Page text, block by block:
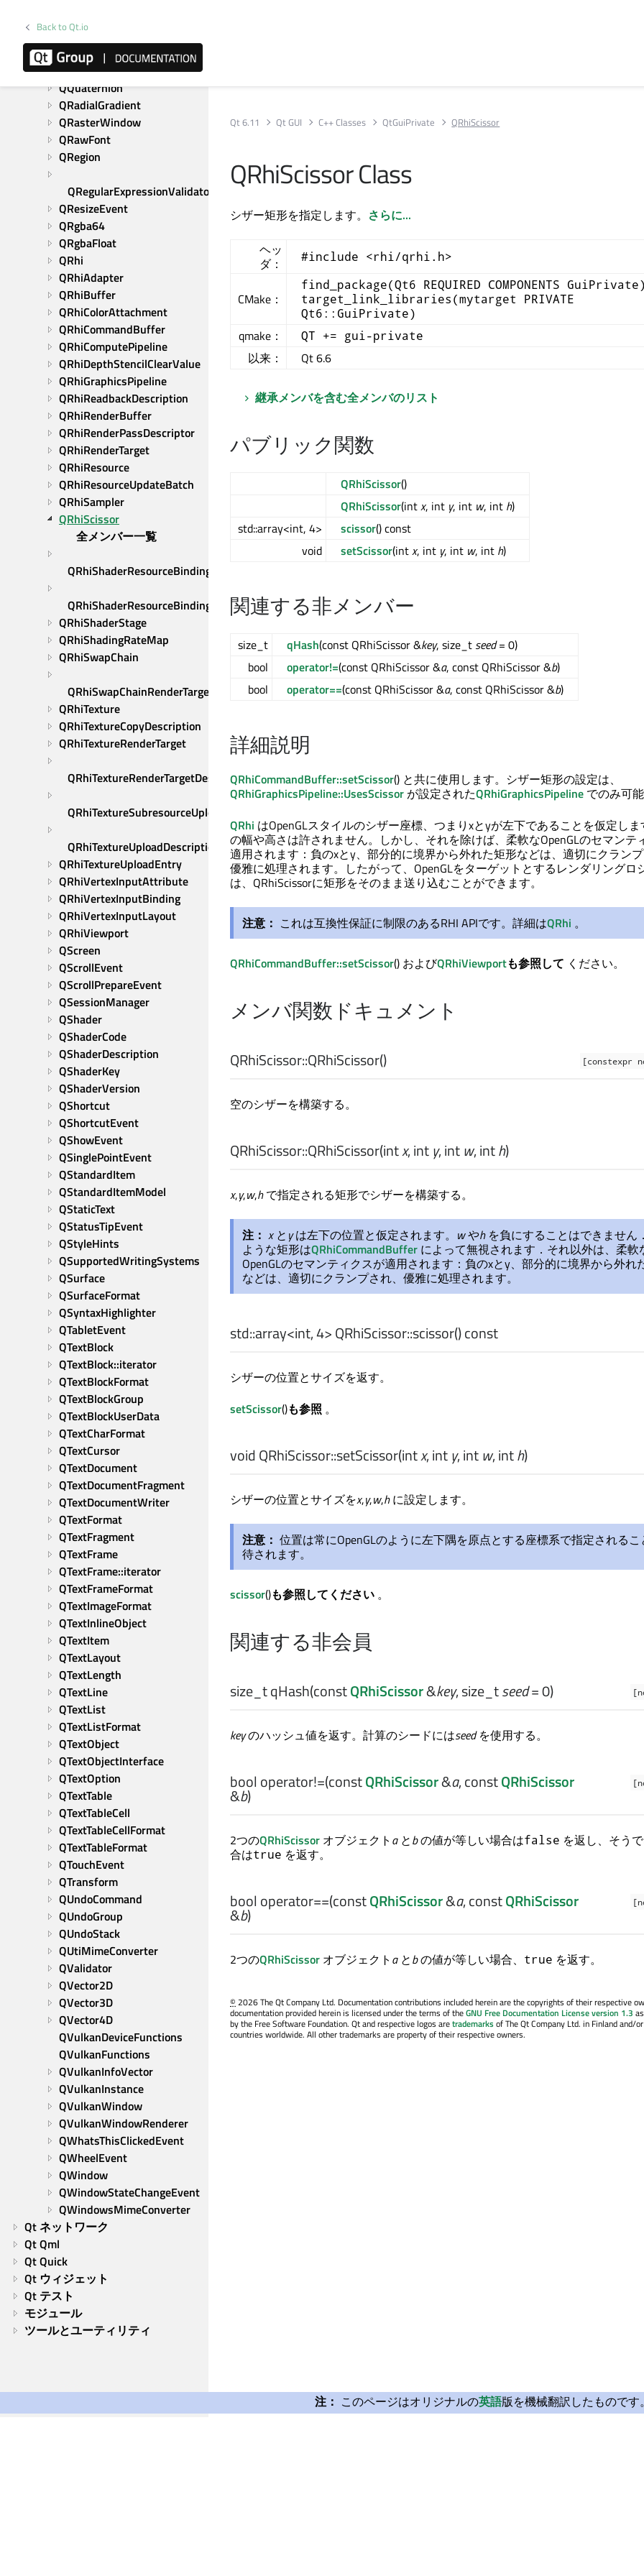
Back to Qt.io
QPointingDeviceUniqueId
QPolygon
QPolygonF
QQuaternion
QRadialGradient
QRasterWindow
QRawFont
QRegion
QRegularExpressionValidator
QResizeEvent
QRgba64
QRgbaFloat
QRhi
QRhiAdapter
QRhiBuffer
QRhiColorAttachment
QRhiCommandBuffer
QRhiComputePipeline
QRhiDepthStencilClearValue
QRhiGraphicsPipeline
QRhiReadbackDescription
QRhiRenderBuffer
QRhiRenderPassDescriptor
QRhiRenderTarget
QRhiResource
QRhiResourceUpdateBatch
QRhiSampler
QRhiScissor
全メンバー一覧
QRhiShaderResourceBinding
QRhiShaderResourceBindings
QRhiShaderStage
QRhiShadingRateMap
QRhiSwapChain
QRhiSwapChainRenderTarget
QRhiTexture
QRhiTextureCopyDescription
QRhiTextureRenderTarget
QRhiTextureRenderTargetDescription
QRhiTextureSubresourceUploadDescription
QRhiTextureUploadDescription
QRhiTextureUploadEntry
QRhiVertexInputAttribute
QRhiVertexInputBinding
QRhiVertexInputLayout
QRhiViewport
QScreen
QScrollEvent
QScrollPrepareEvent
QSessionManager
QShader
QShaderCode
QShaderDescription
QShaderKey
QShaderVersion
QShortcut
QShortcutEvent
QShowEvent
QSinglePointEvent
QStandardItem
QStandardItemModel
QStaticText
QStatusTipEvent
QStyleHints
QSupportedWritingSystems
QSurface
QSurfaceFormat
QSyntaxHighlighter
QTabletEvent
QTextBlock
QTextBlock::iterator
QTextBlockFormat
QTextBlockGroup
QTextBlockUserData
QTextCharFormat
QTextCursor
QTextDocument
QTextDocumentFragment
QTextDocumentWriter
QTextFormat
QTextFragment
QTextFrame
QTextFrame::iterator
QTextFrameFormat
QTextImageFormat
QTextInlineObject
QTextItem
QTextLayout
QTextLength
QTextLine
QTextList
QTextListFormat
QTextObject
QTextObjectInterface
QTextOption
QTextTable
QTextTableCell
QTextTableCellFormat
QTextTableFormat
QTouchEvent
QTransform
QUndoCommand
QUndoGroup
QUndoStack
QUtiMimeConverter
QValidator
QVector2D
QVector3D
QVector4D
QVulkanDeviceFunctions
QVulkanFunctions
QVulkanInfoVector
QVulkanInstance
QVulkanWindow
QVulkanWindowRenderer
QWhatsThisClickedEvent
QWheelEvent
QWindow
QWindowStateChangeEvent
QWindowsMimeConverter
Qt ネットワーク
Qt Qml
Qt Quick
Qt ウィジェット
Qt テスト
モジュール
ツールとユーティリティ
Qt 6.11 Qt GUI C++ Classes QtGuiPrivate QRhiScissor
QRhiScissor Class
シザー矩形を指定します。 さらに...
ヘッ
ダ：
#include <rhi/qrhi.h>
CMake：
find_package(Qt6 REQUIRED COMPONENTS
target_link_libraries(mytarget PRIVATE
Qt6::GuiPrivate)
qmake： QT += gui-private
以来： Qt 6.6
継承メンバを含む全メンバのリスト
パブリック関数
QRhiScissor()
QRhiScissor(intx, int y, int w, int h)
std::array<int, 4>
scissor() const
void
setScissor(intx, int y, int w, int h)
関連する非メンバー
size_t qHash(const QRhiScissor &key, size_t seed= 0)
bool
operator!=(const QRhiScissor &a, const QRhiScissor &b)
bool
operator==(const QRhiScissor &a, const QRhiScissor &b)
詳細説明
QRhiCommandBuffer::setScissor() と共に使用します。シザー矩形の設定は、
QRhiGraphicsPipeline::UsesScissorが設定されたQRhiGraphicsPipeline でのみ可
QRhi はOpenGLスタイルのシザー座標、つまりxとyが左下であることを仮定し
の幅や高さは許されません。しかし、それを除けば、柔軟なOpenGLのセマンテ
適用されます：負のxとy、部分的に境界から外れた矩形などは、適切にクラン
優雅に処理されます。したがって、OpenGLをターゲットとするレンダリングロ
は、QRhiScissorに矩形をそのまま送り込むことができます。
注意： これは互換性保証に制限のあるRHI APIです。詳細はQRhi 。
QRhiCommandBuffer::setScissor() およびQRhiViewportも参照して ください。
メンバ関数ドキュメント
[constexpr
QRhiScissor::QRhiScissor()
空のシザーを構築する。
QRhiScissor::QRhiScissor(intx,inty,intw,inth)
x,y,w,hで指定される矩形でシザーを構築する。
注： xと yは左下の位置と仮定されます。 wやhを負にすることはできません
ような矩形はQRhiCommandBuffer によって無視されます．それ以外は、柔軟
OpenGLのセマンティクスが適用されます：負のxとy、部分的に境界から外れ
などは、適切にクランプされ、優雅に処理されます。
std::array<int,4> QRhiScissor::scissor() const
シザーの位置とサイズを返す。
setScissor()も参照 。
voidQRhiScissor::setScissor(intx,inty,intw,inth)
シザーの位置とサイズをx,y,w,hに設定します。
注意： 位置は常にOpenGLのように左下隅を原点とする座標系で指定される
待されます。
scissor()も参照してください 。
関連する非会員
size_tqHash(constQRhiScissor&key,size_tseed= 0)
keyのハッシュ値を返す。計算のシードにはseedを使用する。
bool operator!=(constQRhiScissor&a, constQRhiScissor
&b)
2つのQRhiScissor オブジェクト aとbの値が等しい場合はfalse を返し、そう
合はtrue を返す。
bool operator==(constQRhiScissor&a, constQRhiScissor
&b)
2つのQRhiScissor オブジェクト aとbの値が等しい場合、 true を返す。
©2026 The Qt Company Ltd. Documentation contributions included herein are the copyrights of their respective
documentation provided herein is licensed under the terms of theGNU Free Documentation License version 1.3
by the Free Software Foundation. Qt and respective logos aretrademarksof The Qt Company Ltd. in Finland and/
countries worldwide. All other trademarks are property of their respective owners.
注： このページはオリジナルの英語版を機械翻訳したものです